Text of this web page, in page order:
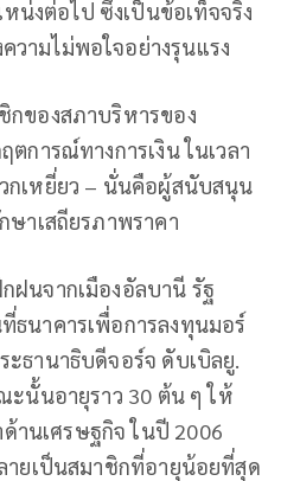
น่งต่อไป ซึ่งเป็นข้อเท็จจริง
วามไม่พอใจอย่างรุนแรง
กของสภาบริหารของ
ตการณ์ทางการเงิน ในเวลา
กเหยี่ยว – นั่นคือผู้สนับสนุน
ษาเสถียรภาพราคา
ฝนจากเมืองอัลบานี รัฐ
ธนาคารเพื่อการลงทุนมอร์
ธานาธิบดีจอร์จ ดับเบิลยู.
ะนั้นอายุราว 30 ต้น ๆ ให้
านเศรษฐกิจ ในปี 2006
ายเป็นสมาชิกที่อายุน้อยที่สุด